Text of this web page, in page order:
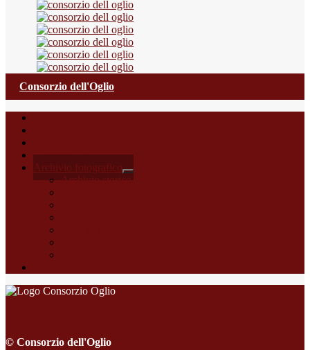
Consorzio dell'Oglio
Convenzioni
Archivio fotografico
Archivio storico
© Consorzio dell'Oglio